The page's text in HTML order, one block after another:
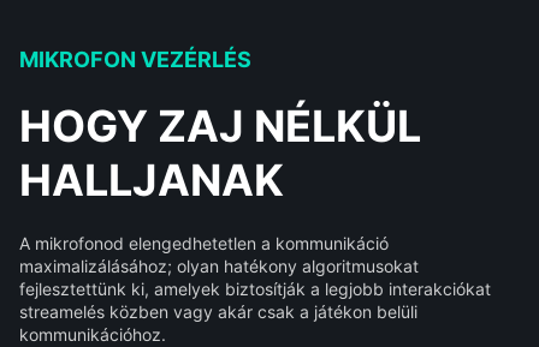
MIKROFON VEZÉRLÉS
HOGY ZAJ NÉLKÜL
HALLJANAK
A mikrofonod elengedhetetlen a kommunikáció
maximalizálásához; olyan hatékony algoritmusokat
fejlesztettünk ki, amelyek biztosítják a legjobb interakciókat
streamelés közben vagy akár csak a játékon belüli
kommunikációhoz.